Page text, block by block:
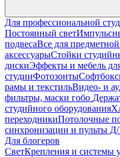
Для профессиональной
Постоянный свет
подвесаВсе для
аксессуарыСтойки
дискиЭффекты и мебель
студииФотозонты
рамы и текстильВидео- и
фильтры, маски гобо
студийного оборудования
переходникиПотолочные
синхронизации и пульты
Для блогеров
СветКрепления и системы